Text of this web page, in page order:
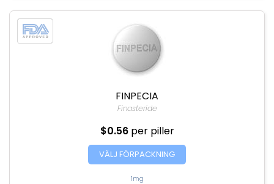
FINPECIA
Finasteride
$0.56 per piller
VÄLJ FÖRPACKNING
1mg